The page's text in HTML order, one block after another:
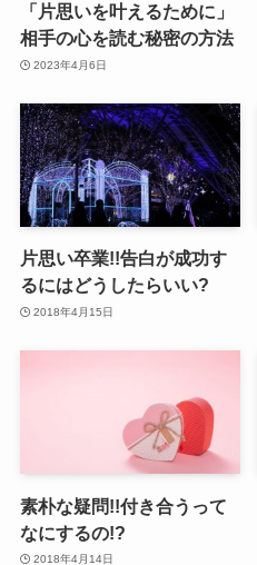
「片思いを叶えるために」
相手の心を読む秘密の方法
2023年4月6日
片思い卒業!!告白が成功す
るにはどうしたらいい?
2018年4月15日
素朴な疑問!!付き合うって
なにするの!?
2018年4月14日